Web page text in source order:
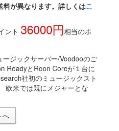
料が異なります。詳しくはこ
ント 36000円相当のポ
ジックサーバー/Voodooのご
ReadyとRoon Coreが１台に
社初のミュージックスト
欧米では既にメジャーとな